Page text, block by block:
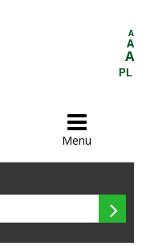
A
A
A
PL

Menu
